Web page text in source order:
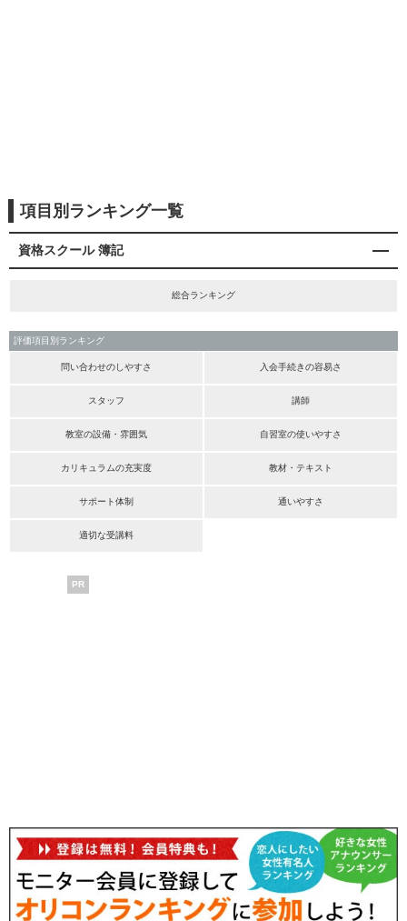
項目別ランキング一覧
資格スクール 簿記
総合ランキング
評価項目別ランキング
問い合わせのしやすさ 入会手続きの容易さ
スタッフ 講師
教室の設備・雰囲気 自習室の使いやすさ
カリキュラムの充実度 教材・テキスト
サポート体制 通いやすさ
適切な受講料
PR